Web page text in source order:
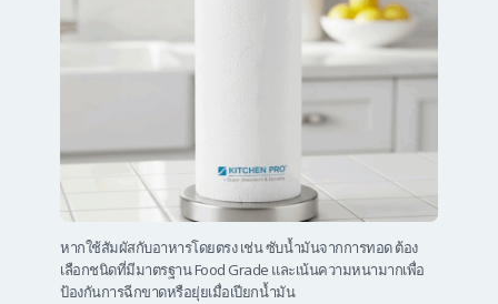
หากใช้สัมผัสกับอาหารโดยตรง เช่น ซับน้ำมันจากการทอด ต้อง
เลือกชนิดที่มีมาตรฐาน Food Grade และเน้นความหนามากเพื่อ
ป้องกันการฉีกขาดหรือยุ่ยเมื่อเปียกน้ำมัน